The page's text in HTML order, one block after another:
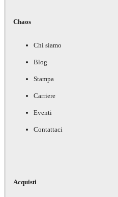
Chaos
Chi siamo
Blog
Stampa
Carriere
Eventi
Contattaci
Acquisti